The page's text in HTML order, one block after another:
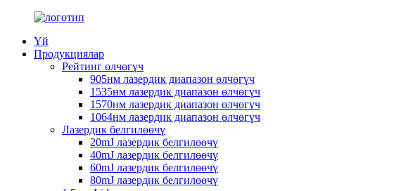
Үй
Продукциялар
Рейтинг өлчөгүч
905нм лазердик диапазон өлчөгүч
1535нм лазердик диапазон өлчөгүч
1570нм лазердик диапазон өлчөгүч
1064нм лазердик диапазон өлчөгүч
Лазердик белгилөөчү
20mJ лазердик белгилөөчү
40mJ лазердик белгилөөчү
60mJ лазердик белгилөөчү
80mJ лазердик белгилөөчү